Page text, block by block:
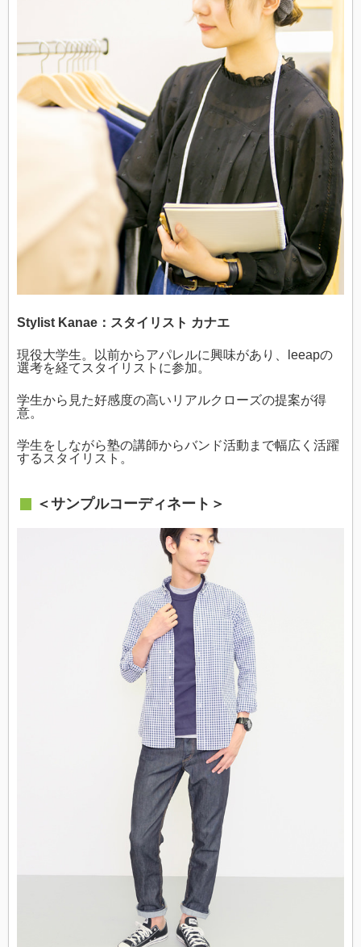
Stylist Kanae：スタイリスト カナエ
現役大学生。以前からアパレルに興味があり、leeapの
選考を経てスタイリストに参加。
学生から見た好感度の高いリアルクローズの提案が得
意。
学生をしながら塾の講師からバンド活動まで幅広く活躍
するスタイリスト。
＜サンプルコーディネート＞